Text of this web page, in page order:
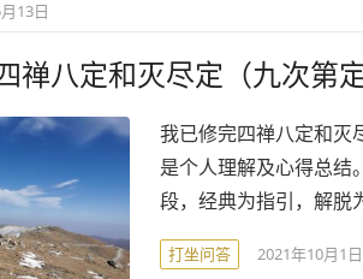
13日
禅八定和灭尽定（九次第
我已修完四禅八定和灭
是个人理解及心得总结
段，经典为指引，解脱
打坐问答 2021年10月1日